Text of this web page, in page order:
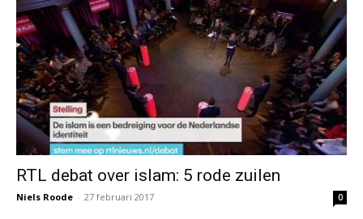
RTL debat over islam: 5 rode zuilen
Niels Roode - 27 februari 2017 0